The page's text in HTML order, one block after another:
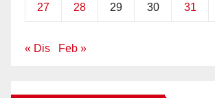
27 28 29 30 31
« Dis Feb »